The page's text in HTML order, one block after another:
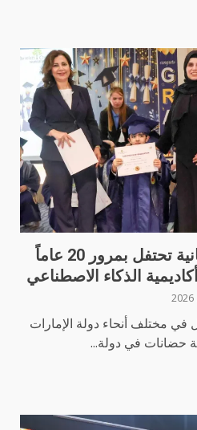
حضانة أوركارد البريطانية تحتفل بمرور 20 عاماً
الذكاء الاصطناعي
أكثر من 1,500 طفل في مختلف أنحاء دولة الإمارات
حضانات في دولة...